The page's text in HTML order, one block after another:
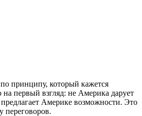
принципу, который кажется
на первый взгляд: не Америка дарует
Америке возможности. Это
переговоров.